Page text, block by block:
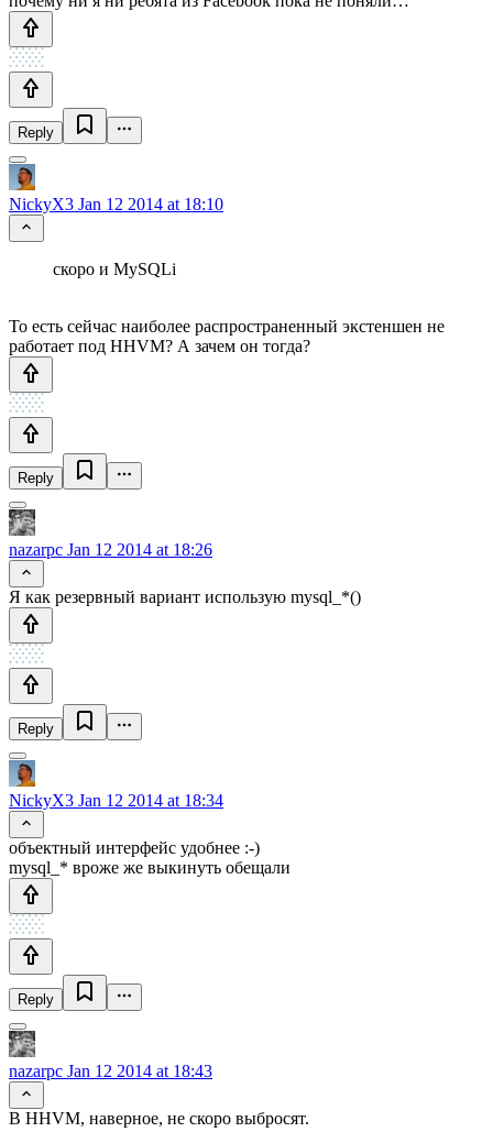
Reply
NickyX3 Jan 12 2014 at 18:10
скоро и MySQLi
То есть сейчас наиболее распространенный экстеншен не
работает под HHVM? А зачем он тогда?
Reply
nazarpc Jan 12 2014 at 18:26
Я как резервный вариант использую mysql_*()
Reply
NickyX3 Jan 12 2014 at 18:34
объектный интерфейс удобнее :-)
mysql_* вроже же выкинуть обещали
Reply
nazarpc Jan 12 2014 at 18:43
В HHVM, наверное, не скоро выбросят.